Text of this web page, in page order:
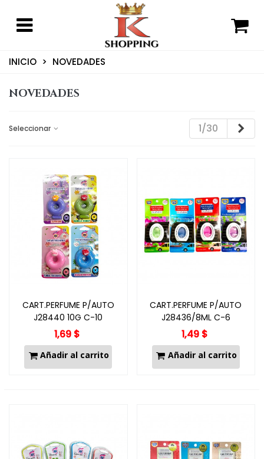
INICIO > NOVEDADES
NOVEDADES
Seleccionar 1/30
CART.PERFUME P/AUTO
J28440 10G C-10
1,69 $
Añadir al carrito
CART.PERFUME P/AUTO
J28436/8ML C-6
1,49 $
Añadir al carrito